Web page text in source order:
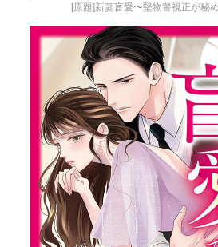
[原題]新妻盲愛〜堅物警視正が秘